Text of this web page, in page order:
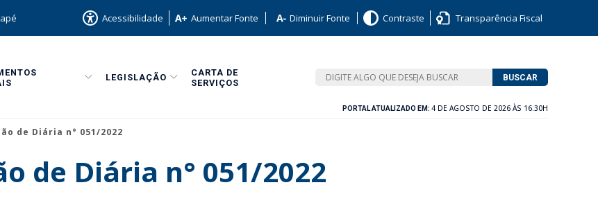
Acessibilidade Aumentar Fonte Diminuir Fonte Contraste Transparência Fiscal
LEGISLAÇÃO
CARTA DE
SERVIÇOS
BUSCAR
PORTAL ATUALIZADO EM: 4 DE AGOSTO DE 2026 ÀS 16:30H
de Diária n° 051/2022
de Diária n° 051/2022